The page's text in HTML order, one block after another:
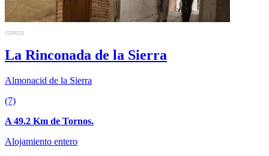
La Rinconada de la Sierra
Almonacid de la Sierra
(7)
A 49.2 Km de Tornos.
Alojamiento entero